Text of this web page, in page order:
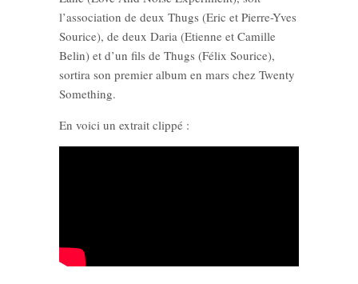
l’association de deux Thugs (Eric et Pierre-Yves
Sourice), de deux Daria (Etienne et Camille
Belin) et d’un fils de Thugs (Félix Sourice),
sortira son premier album en mars chez Twenty
Something.
En voici un extrait clippé :